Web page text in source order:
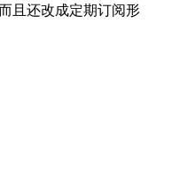
且还改成定期订阅形